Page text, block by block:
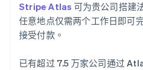
Stripe Atlas 可为贵公司搭建
任意地点仅需两个工作日即可
接受付款。
已有超过 7.5 万家公司通过